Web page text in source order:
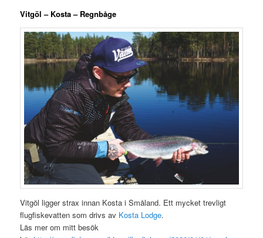
Vitgöl – Kosta – Regnbåge
Vitgöl ligger strax innan Kosta i Småland. Ett mycket trevligt
flugfiskevatten som drivs av Kosta Lodge.
Läs mer om mitt besök